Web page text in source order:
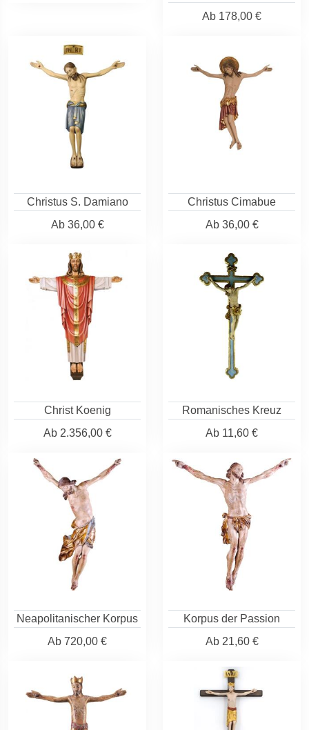
Ab 178,00 €
Christus S. Damiano
Ab36,00 €
Christus Cimabue
Ab36,00 €
Christ Koenig
Ab2.356,00 €
Romanisches Kreuz
Ab 11,60 €
Neapolitanischer Korpus
Ab 720,00 €
Korpus der Passion
Ab21,60 €